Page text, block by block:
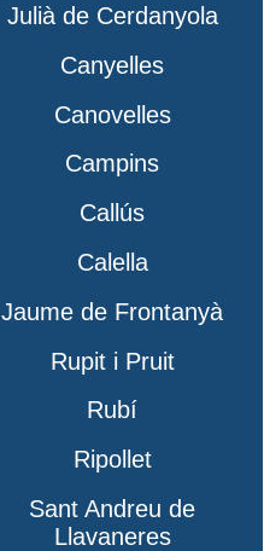
Julià de Cerdanyola
Canyelles
Canovelles
Campins
Callús
Calella
Jaume de Frontanyà
Rupit i Pruit
Rubí
Ripollet
Sant Andreu de
Llavaneres